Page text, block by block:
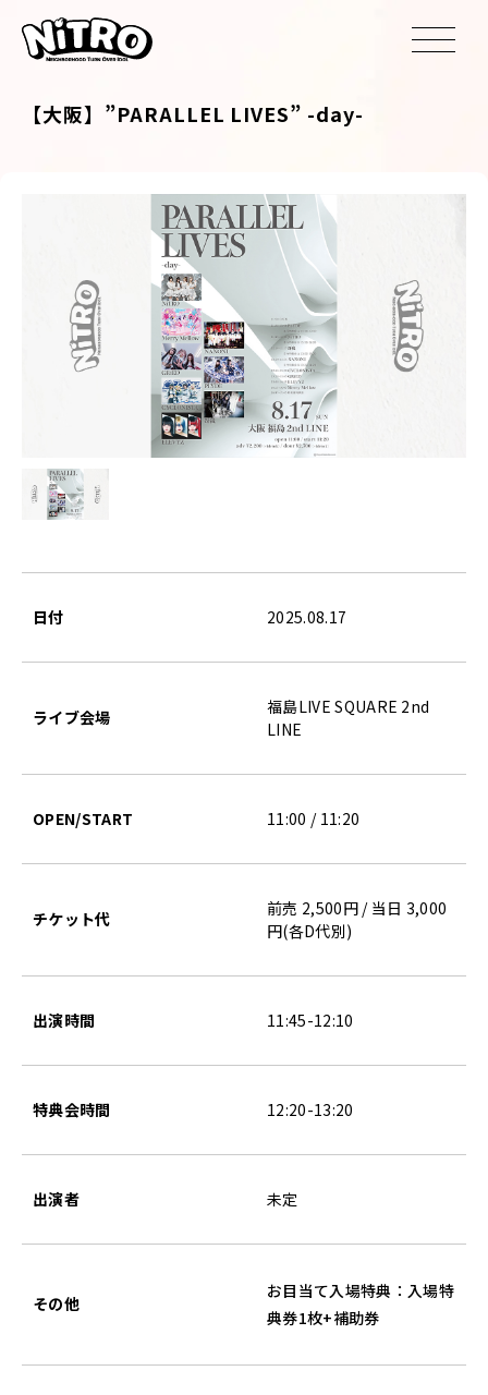
【大阪】”PARALLEL LIVES” -day-
日付 2025.08.17
ライブ会場
福島LIVE SQUARE 2nd
LINE
OPEN/START 11:00 / 11:20
チケット代
前売 2,500円 / 当日 3,000
円(各D代別)
出演時間 11:45-12:10
特典会時間 12:20-13:20
出演者 未定
その他
お目当て入場特典：入場特
典券1枚+補助券